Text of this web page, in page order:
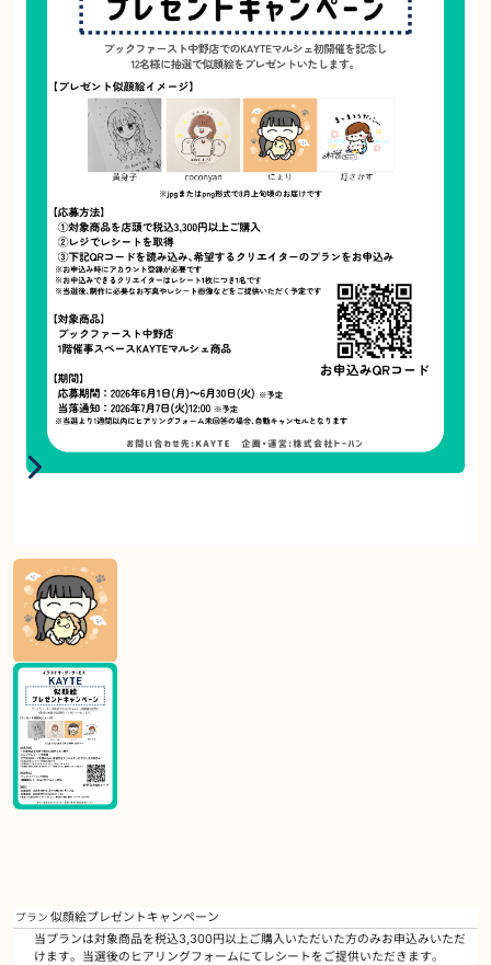
プラン 似顔絵プレゼントキャンペーン
当プランは対象商品を税込3,300円以上ご購入いただいた方のみお申込みいただ
けます。当選後のヒアリングフォームにてレシートをご提供いただきます。